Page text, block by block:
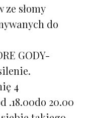
słomy
do
GODY-
4
.18.00do 20.00